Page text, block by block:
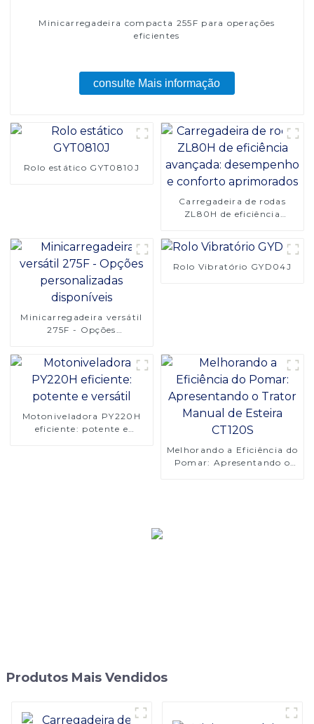
Minicarregadeira compacta 255F para operações
eficientes
consulte Mais informação
Rolo estático GYT0810J
Carregadeira de rodas
ZL80H de eficiência
Minicarregadeira versátil
275F - Opções
Rolo Vibratório GYD04J
Motoniveladora PY220H
eficiente: potente e
Melhorando a Eficiência do
Pomar: Apresentando o
Produtos Mais Vendidos